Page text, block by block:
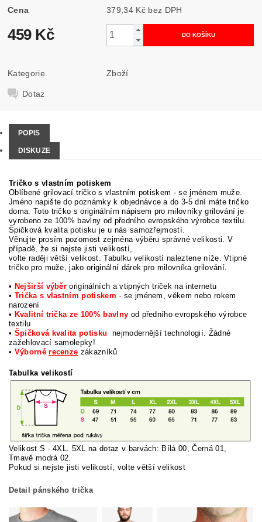
Cena 379,34 Kč bez DPH
459 Kč
Kategorie Zboží
Dotaz
POPIS
DISKUZE
Tričko s vlastním potiskem
Oblíbené grilovací tričko s vlastním potiskem - se jménem muže.
Jméno napište do poznámky k objednávce a do 3-5 dní máte tričko
doma. Toto tričko s originálním nápisem pro milovníky grilování je
vyrobeno ze 100% bavlny od předního evropského výrobce textilu.
Špičková kvalita potisku je u nás samozřejmostí.
Věnujte prosím pozornost zejména výběru správné velikosti. V
případě, že si nejste jisti velikostí,
volte raději větší velikost. Tabulku velikostí naleztene níže. Vtipné
tričko pro muže, jako originální dárek pro milovníka grilování.
• Nejširší výběr originálních a vtipných triček na internetu
• Trička s vlastním potiskem- se jménem, věkem nebo rokem
narození
• Kvalitní trička ze 100% bavlny od předního evropského výrobce
textilu
• Špičková kvalita potisku
nejmodernější technologií. Žádné
zažehlovací samolepky!
• Výbornérecenze zákazníků
Tabulka velikostí
Velikost S - 4XL. 5XL na dotaz v barvách: Bílá 00, Černá 01,
Tmavě modrá 02.
Pokud si nejste jisti velikostí, volte větší velikost
Detail pánského trička